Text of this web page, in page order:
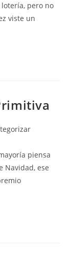
pero no
viste un
piensa
Navidad, ese